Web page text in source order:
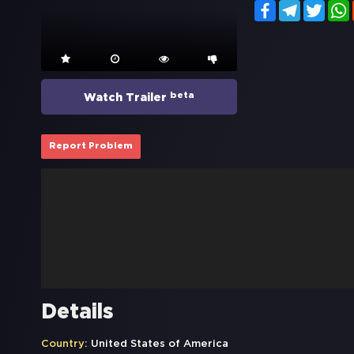
Watch Trailer beta
FacebookTelegram
Report Problem
Details
Country: United States of America